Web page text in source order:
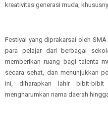
kreativitas generasi muda,
Festival yang diprakarsai oleh
para pelajar dari berbagai
memberikan ruang bagi talenta
secara sehat, dan menunjukkan
ini, diharapkan lahir bibit-
mengharumkan nama daerah